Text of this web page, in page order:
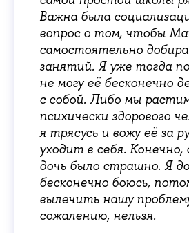
Важна была
вопрос о том, чтобы
самостоятельно
занятий. Я уже тогда
не могу её бесконечно
с собой. Либо мы
психически здорового
я трясусь и вожу её за
уходит в себя.
дочь было страшно. Я
бесконечно боюсь,
вылечить нашу
сожалению, нельзя.